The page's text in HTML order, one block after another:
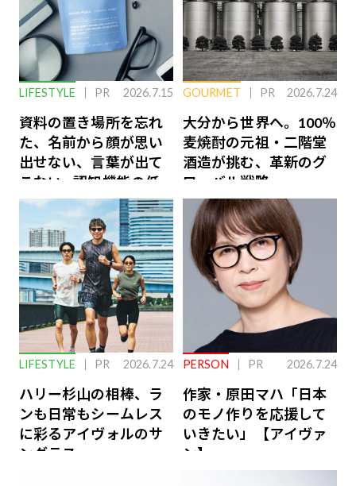
LIFESTYLE PR 2026.7.15
資料の置き場所を忘れ
た、名前から顔が思い
出せない、言葉が出て
こない…認知機能の低
下を救う、脳のインナ
ーケアとは
GOURMET PR 2026.7.24
大分から世界へ。100％
麦焼酎の元祖・二階堂
酒造が挑む、革新のグ
ローバル戦略
LIFESTYLE PR 2026.7.24
ハリー杉山の相棒、ラ
ンも日常もシームレス
に彩るアイヴォルのサ
ングラス
PERSON PR 2026.7.24
作家・原田マハ「日本
のモノ作りを応援して
いきたい」【アイヴァ
ン】